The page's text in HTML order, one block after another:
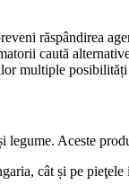
răspândirea
caută
multiple
legume. Aceste
cât și pe pieţele